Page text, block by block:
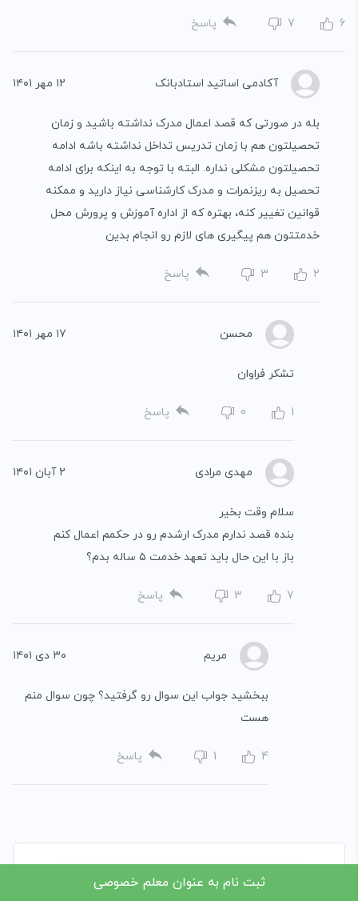
6
7 پاسخ
آکادمی اساتید استادبانک ۱۲ مهر ۱۴۰۱
بله در صورتی که قصد اعمال مدرک نداشته باشید و زمان
تحصیلتون هم با زمان تدریس تداخل نداشته باشه ادامه
تحصیلتون مشکلی نداره. البته با توجه به اینکه برای ادامه
تحصیل به ریزنمرات و مدرک کارشناسی نیاز دارید و ممکنه
قوانین تغییر کنه، بهتره که از اداره آموزش و پرورش محل
خدمتتون هم پیگیری های لازم رو انجام بدین
2
3 پاسخ
محسن ۱۷ مهر ۱۴۰۱
تشکر فراوان
1
0 پاسخ
مهدی مرادی ۲ آبان ۱۴۰۱
سلام وقت بخیر
بنده قصد ندارم مدرک ارشدم رو در حکمم اعمال کنم
باز با این حال باید تعهد خدمت ۵ ساله بدم؟
7
3 پاسخ
مریم ۳۰ دی ۱۴۰۱
ببخشید جواب این سوال رو گرفتید؟ چون سوال منم
هست
4
1 پاسخ
ثبت نام به عنوان معلم خصوصی